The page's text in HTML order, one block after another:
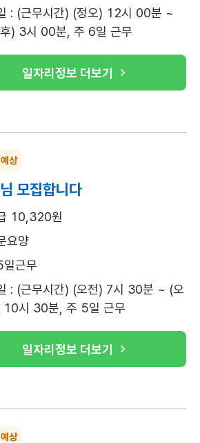
: (근무시간) (정오) 12시 00분 ~
) 3시 00분, 주 6일 근무
일자리정보 더보기
상
모집합니다
10,320원
요양
근무
: (근무시간) (오전) 7시 30분 ~ (오
10시 30분, 주 5일 근무
일자리정보 더보기
상